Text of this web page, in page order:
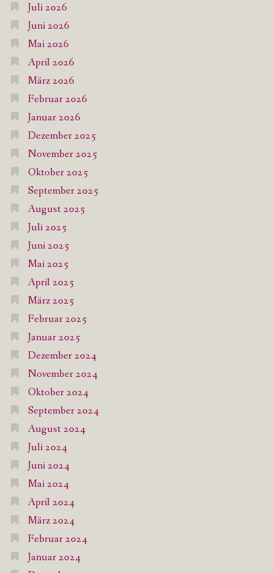
Juli 2026
Juni 2026
Mai 2026
April 2026
März 2026
Februar 2026
Januar 2026
Dezember 2025
November 2025
Oktober 2025
September 2025
August 2025
Juli 2025
Juni 2025
Mai 2025
April 2025
März 2025
Februar 2025
Januar 2025
Dezember 2024
November 2024
Oktober 2024
September 2024
August 2024
Juli 2024
Juni 2024
Mai 2024
April 2024
März 2024
Februar 2024
Januar 2024